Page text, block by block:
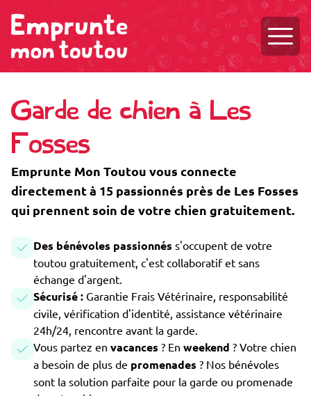
Garde de chien à Les
Fosses
Emprunte Mon Toutou vous connecte
directement à 15 passionnés près de Les Fosses
qui prennent soin de votre chien gratuitement.
Des bénévoles passionnés s'occupent de votre
toutou gratuitement, c'est collaboratif et sans
échange d'argent.
Sécurisé : Garantie Frais Vétérinaire, responsabilité
civile, vérification d'identité, assistance vétérinaire
24h/24, rencontre avant la garde.
Vous partez en vacances ? En weekend ? Votre chien
a besoin de plus de promenades ? Nos bénévoles
sont la solution parfaite pour la garde ou promenade